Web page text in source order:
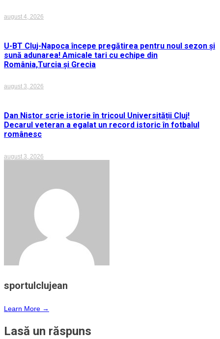
august 4, 2026
U-BT Cluj-Napoca începe pregătirea pentru noul sezon și
sună adunarea! Amicale tari cu echipe din
România,Turcia și Grecia
august 3, 2026
Dan Nistor scrie istorie în tricoul Universității Cluj!
Decarul veteran a egalat un record istoric în fotbalul
românesc
august 3, 2026
sportulclujean
Learn More →
Lasă un răspuns